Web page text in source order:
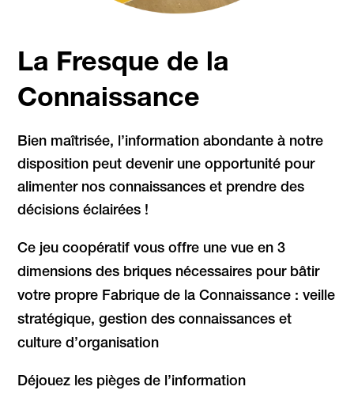
La Fresque de la
Connaissance
Bien maîtrisée, l’information abondante à notre
disposition peut devenir une opportunité pour
alimenter nos connaissances et prendre des
décisions éclairées !
Ce jeu coopératif vous offre une vue en 3
dimensions des briques nécessaires pour bâtir
votre propre Fabrique de la Connaissance : veille
stratégique, gestion des connaissances et
culture d’organisation
Déjouez les pièges de l’information